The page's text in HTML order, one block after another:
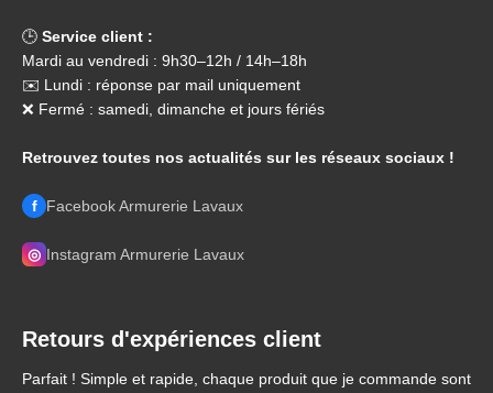
🕒 Service client :
Mardi au vendredi : 9h30–12h / 14h–18h
✉️ Lundi : réponse par mail uniquement
❌ Fermé : samedi, dimanche et jours fériés
Retrouvez toutes nos actualités sur les réseaux sociaux !
f Facebook Armurerie Lavaux
◎ Instagram Armurerie Lavaux
Retours d'expériences client
Parfait ! Simple et rapide, chaque produit que je commande sont